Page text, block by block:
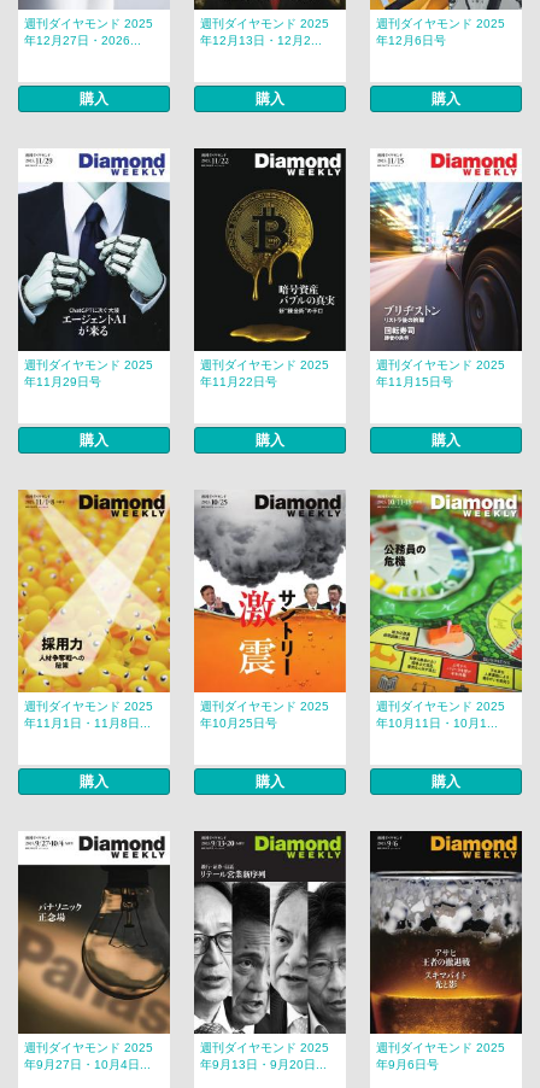
週刊ダイヤモンド 2025
年12月27日・2026...
購入
週刊ダイヤモンド 2025
年12月13日・12月2...
購入
週刊ダイヤモンド 2025
年12月6日号
購入
週刊ダイヤモンド 2025
年11月29日号
購入
週刊ダイヤモンド 2025
年11月22日号
購入
週刊ダイヤモンド 2025
年11月15日号
購入
週刊ダイヤモンド 2025
年11月1日・11月8日...
購入
週刊ダイヤモンド 2025
年10月25日号
購入
週刊ダイヤモンド 2025
年10月11日・10月1...
購入
週刊ダイヤモンド 2025
年9月27日・10月4日...
週刊ダイヤモンド 2025
年9月13日・9月20日...
週刊ダイヤモンド 2025
年9月6日号